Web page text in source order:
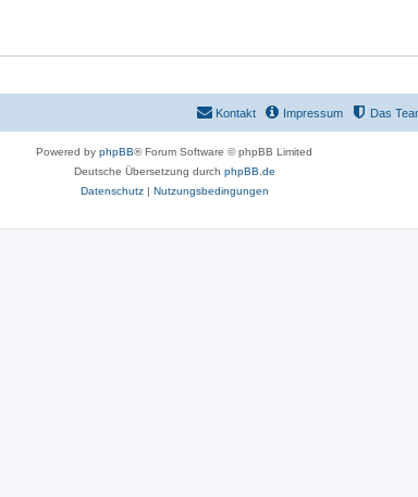
Das
Impressum
Kontakt
Powered by phpBB® Forum Software © phpBB Limited
Deutsche Übersetzung durch phpBB.de
Datenschutz| Nutzungsbedingungen